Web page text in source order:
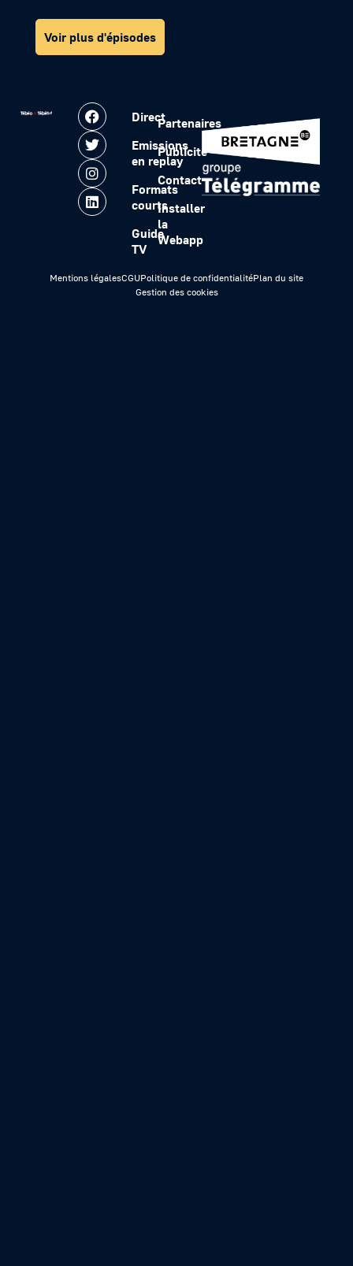
Voir plus d'épisodes
Direct
Emissions
en replay
Formats
courts
Guide
TV
Partenaires
Publicité
Contact
Installer
la
Webapp
Mentions légalesCGUPolitique de confidentialitéPlan du site
Gestion des cookies